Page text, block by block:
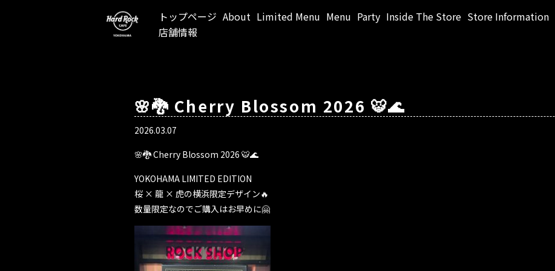
トップページ About Limited Menu Menu Party Inside The Store Store Information
店舗情報
🌸🐉 Cherry Blossom 2026 🐯🌊
2026.03.07
🌸🐉 Cherry Blossom 2026 🐯🌊
YOKOHAMA LIMITED EDITION
桜 × 龍 × 虎の横浜限定デザイン🔥
数量限定なのでご購入はお早めに🤗